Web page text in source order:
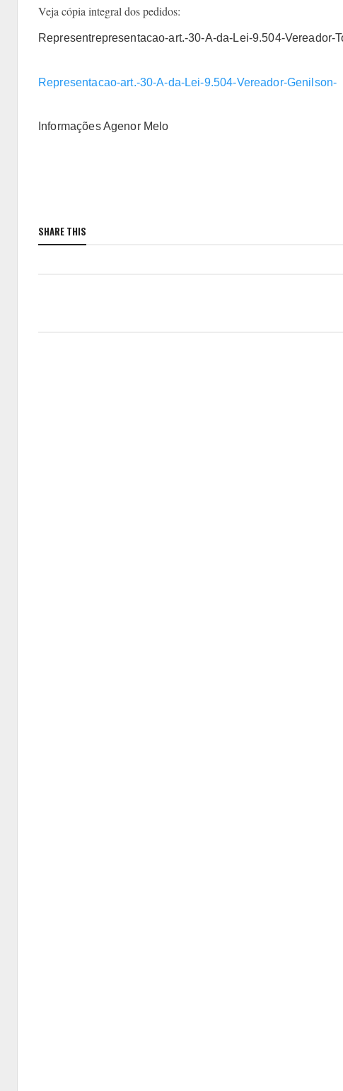
Veja cópia integral dos pedidos:
Representrepresentacao-art.-30-A-da-Lei-9.504-Vereador-
Representacao-art.-30-A-da-Lei-9.504-Vereador-Genilson-
Informações Agenor Melo
SHARE THIS